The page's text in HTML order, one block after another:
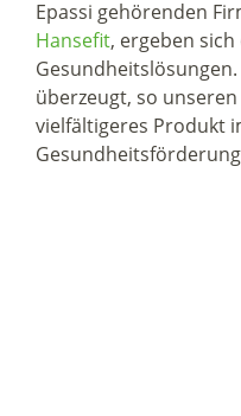
Epassi gehörenden
Hansefit, ergeben
überzeugt, so
vielfältigeres Produkt